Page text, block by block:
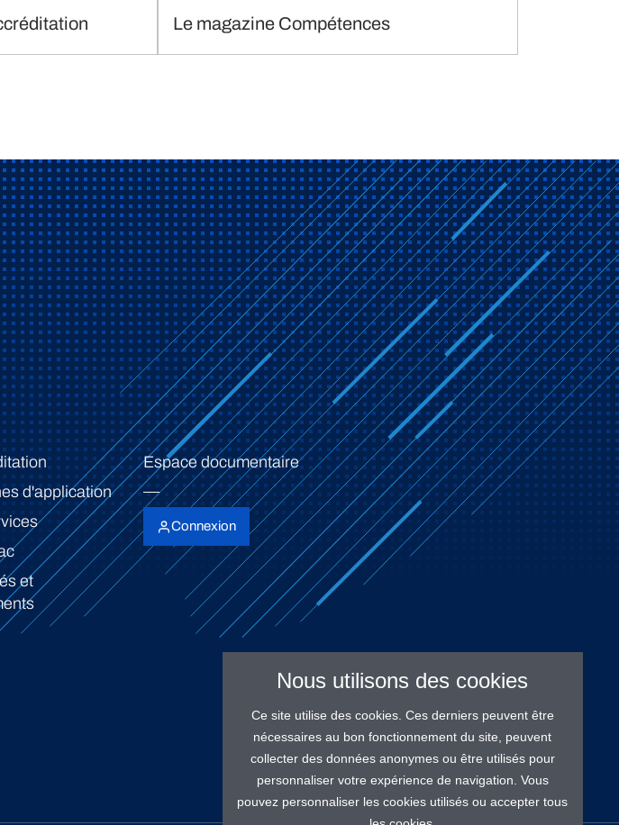
Le magazine Compétences
d'application
et
Espace documentaire
Connexion
Nous utilisons des cookies
Ce site utilise des cookies. Ces derniers peuvent être
nécessaires au bon fonctionnement du site, peuvent
collecter des données anonymes ou être utilisés pour
personnaliser votre expérience de navigation. Vous
pouvez personnaliser les cookies utilisés ou accepter tous